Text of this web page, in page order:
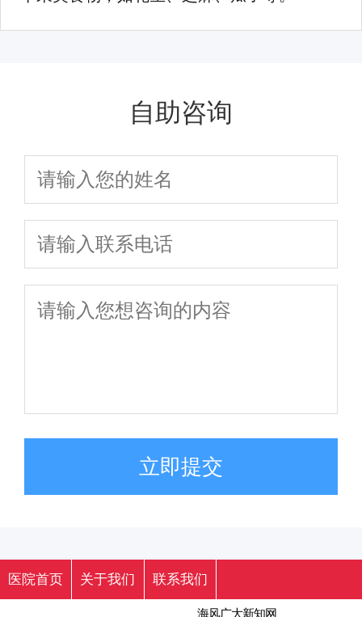
自助咨询
立即提交
医院首页 关于我们 联系我们
海风广大新知网